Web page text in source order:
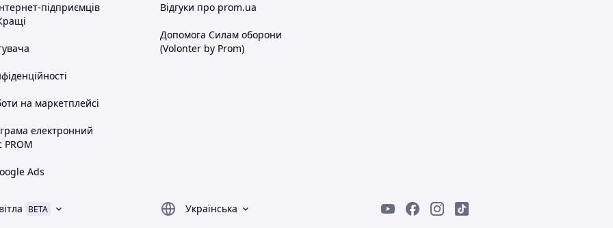
підприємців
на маркетплейсі
електронний
PROM
Ads
Відгуки про prom.ua
Допомога Силам оборони
(Volonter by Prom)
BETA
Українська